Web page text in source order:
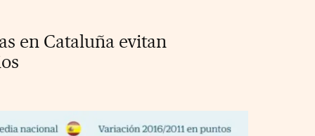
en Cataluña evitan